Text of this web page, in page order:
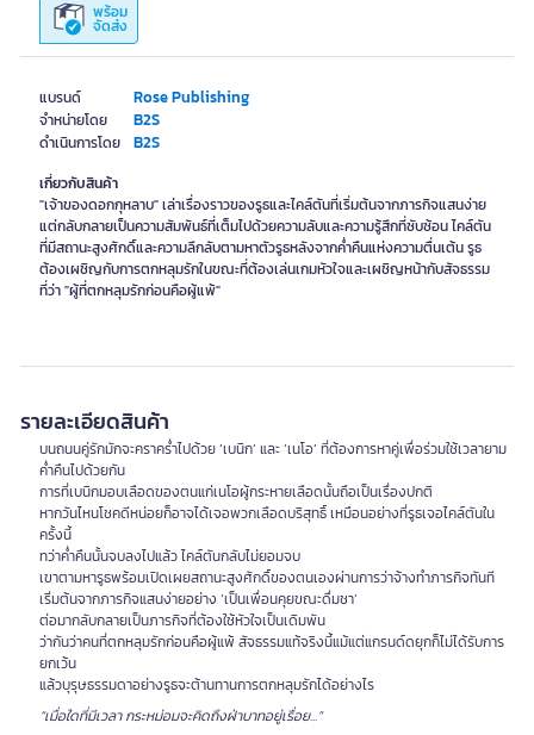
แบรนด์ Rose Publishing
จำหน่ายโดย B2S
ดำเนินการโดย B2S
พร้อม
จัดส่ง
เกี่ยวกับสินค้า
"เจ้าของดอกกุหลาบ" เล่าเรื่องราวของรูธและไคล์ตันที่เริ่มต้นจากภารกิจแสนง่าย
แต่กลับกลายเป็นความสัมพันธ์ที่เต็มไปด้วยความลับและความรู้สึกที่ซับซ้อน ไคล์ตัน
ที่มีสถานะสูงศักดิ์และความลึกลับตามหาตัวรูธหลังจากค่ำคืนแห่งความตื่นเต้น รูธ
ต้องเผชิญกับการตกหลุมรักในขณะที่ต้องเล่นเกมหัวใจและเผชิญหน้ากับสัจธรรม
ที่ว่า "ผู้ที่ตกหลุมรักก่อนคือผู้แพ้"
รายละเอียดสินค้า
บนถนนคู่รักมักจะคราคร่ำไปด้วย ‘เบนิก’ และ ‘เนโอ’ ที่ต้องการหาคู่เพื่อร่วมใช้เวลายาม
ค่ำคืนไปด้วยกัน
การที่เบนิกมอบเลือดของตนแก่เนโอผู้กระหายเลือดนั้นถือเป็นเรื่องปกติ
หากวันไหนโชคดีหน่อยก็อาจได้เจอพวกเลือดบริสุทธิ์ เหมือนอย่างที่รูธเจอไคล์ตันใน
ครั้งนี้
ทว่าค่ำคืนนั้นจบลงไปแล้ว ไคล์ตันกลับไม่ยอมจบ
เขาตามหารูธพร้อมเปิดเผยสถานะสูงศักดิ์ของตนเองผ่านการว่าจ้างทำภารกิจทันที
เริ่มต้นจากภารกิจแสนง่ายอย่าง ‘เป็นเพื่อนคุยขณะดื่มชา’
ต่อมากลับกลายเป็นภารกิจที่ต้องใช้หัวใจเป็นเดิมพัน
ว่ากันว่าคนที่ตกหลุมรักก่อนคือผู้แพ้ สัจธรรมแท้จริงนี้แม้แต่แกรนด์ดยุกก็ไม่ได้รับการ
ยกเว้น
แล้วบุรุษธรรมดาอย่างรูธจะต้านทานการตกหลุมรักได้อย่างไร
“เมื่อใดที่มีเวลา กระหม่อมจะคิดถึงฝ่าบาทอยู่เรื่อย...”